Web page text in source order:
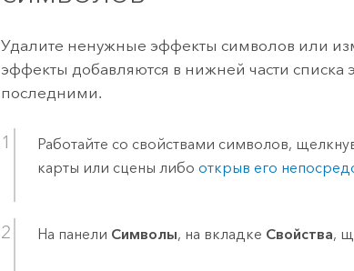
Удалите ненужные эффекты символов или
эффекты добавляются в нижней части
последними.
Работайте со свойствами символов,
карты или сцены либооткрыв его
На панели Символы, на вкладке Свойства,